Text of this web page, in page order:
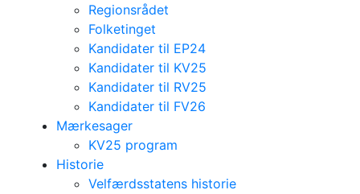
Regionsrådet
Folketinget
Kandidater til EP24
Kandidater til KV25
Kandidater til RV25
Kandidater til FV26
Mærkesager
KV25 program
Historie
Velfærdsstatens historie